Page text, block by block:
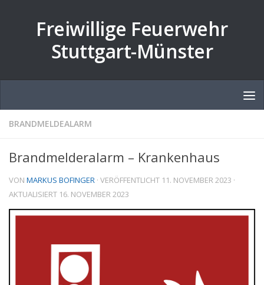
Freiwillige Feuerwehr
Stuttgart-Münster
BRANDMELDEALARM
Brandmelderalarm – Krankenhaus
VON MARKUS BOFINGER · VERÖFFENTLICHT 11. NOVEMBER 2023 ·
AKTUALISIERT 16. NOVEMBER 2023